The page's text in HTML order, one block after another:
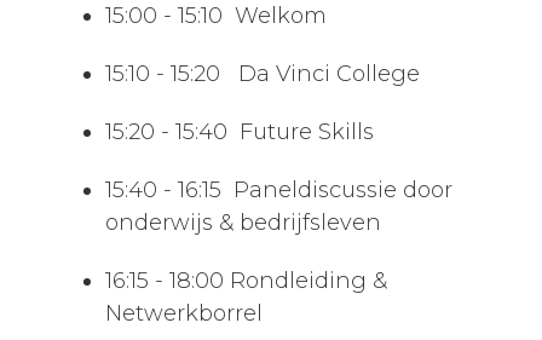
15:00 - 15:10 Welkom
15:10 - 15:20 Da Vinci College
15:20 - 15:40 Future Skills
15:40 - 16:15 Paneldiscussie door
onderwijs & bedrijfsleven
16:15 - 18:00 Rondleiding &
Netwerkborrel